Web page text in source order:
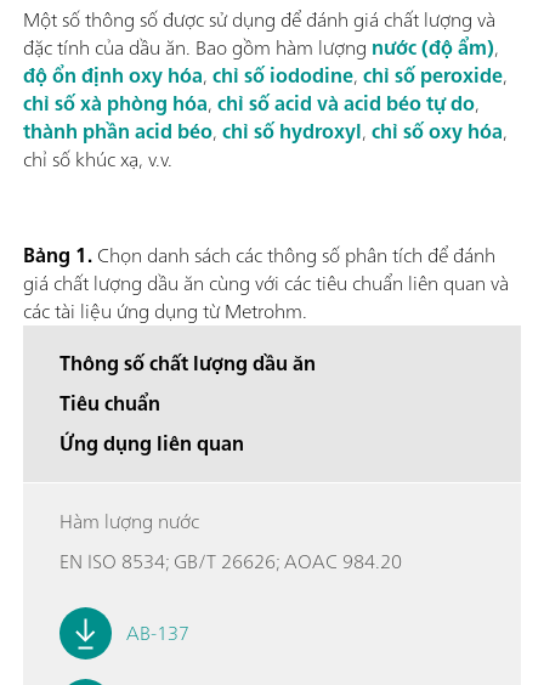
Một số thông số được sử dụng để đánh giá chất lượng và
đặc tính của dầu ăn. Bao gồm hàm lượng nước (độ ẩm),
độ ổn định oxy hóa,chỉ số iododine,chỉ số peroxide,
chỉ số xà phòng hóa,chỉ số acid và acid béo tự do,
thành phần acid béo,chỉ số hydroxyl,chỉ số oxy hóa,
chỉ số khúc xạ, v.v.
Bảng 1.Chọn danh sách các thông số phân tích để đánh
giá chất lượng dầu ăn cùng với các tiêu chuẩn liên quan và
các tài liệu ứng dụng từ Metrohm.
Thông số chất lượng dầu ăn
Tiêu chuẩn
Ứng dụng liên quan
Hàm lượng nước
EN ISO 8534; GB/T 26626; AOAC 984.20
AB-137